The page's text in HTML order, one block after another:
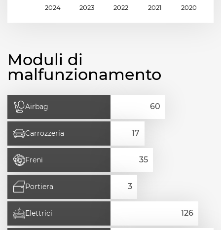
2024 2023 2022 2021 2020
Moduli di
malfunzionamento
Airbag
Carrozzeria
Freni
Portiera
Elettrici